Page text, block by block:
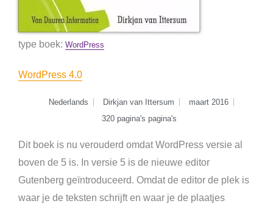
type boek: WordPress
WordPress 4.0
Nederlands Dirkjan van Ittersum
maart 2016
320 pagina's pagina's
Dit boek is nu verouderd omdat WordPress versie al
boven de 5 is. In versie 5 is de nieuwe editor
Gutenberg geïntroduceerd. Omdat de editor de plek is
waar je de teksten schrijft en waar je de plaatjes